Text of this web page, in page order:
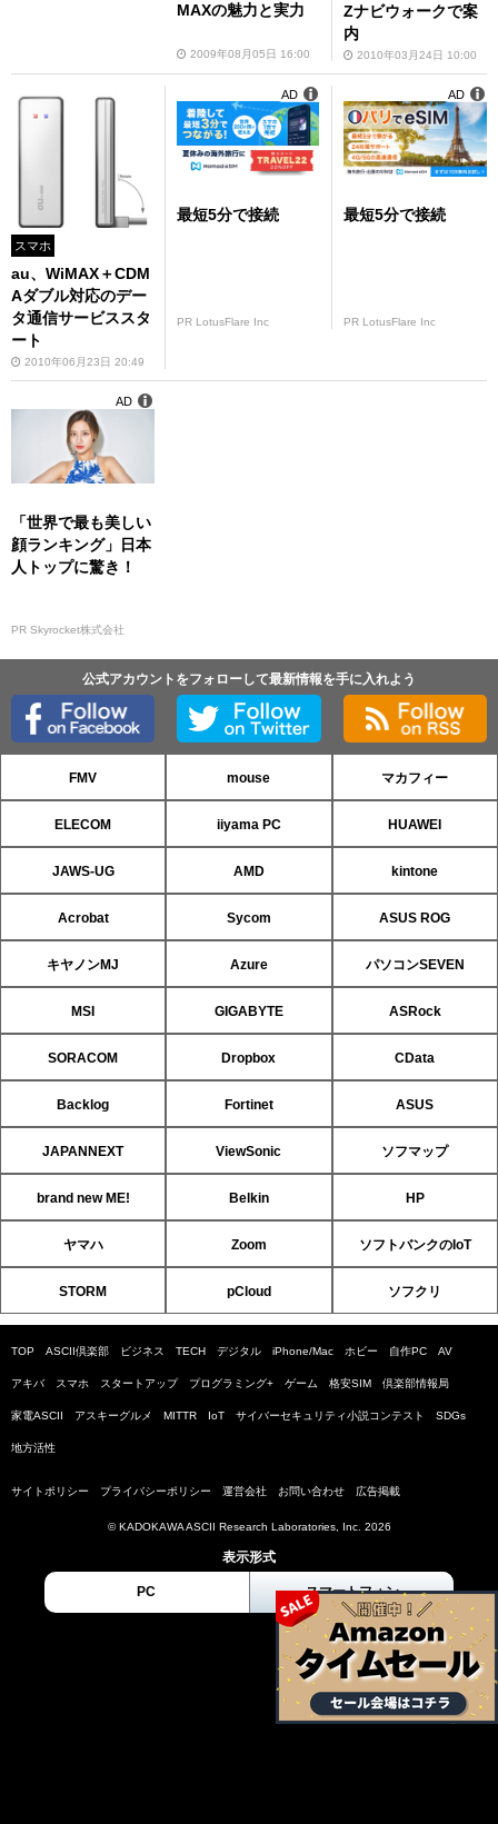
MAXの魅力と実力
2009年08月05日 16:00
Zナビウォークで案
内
2010年03月24日 10:00
スマホ
au、WiMAX＋CDM
Aダブル対応のデー
タ通信サービススタ
ート
2010年06月23日 20:49
最短5分で接続
PR LotusFlare Inc
AD
最短5分で接続
PR LotusFlare Inc
AD
「世界で最も美しい
顔ランキング」日本
人トップに驚き！
PR Skyrocket株式会社
AD
公式アカウントをフォローして最新情報を手に入れよう
FMV mouse マカフィー
ELECOM iiyama PC HUAWEI
JAWS-UG AMD kintone
Acrobat Sycom ASUS ROG
キヤノンMJ Azure パソコンSEVEN
MSI GIGABYTE ASRock
SORACOM Dropbox CData
Backlog Fortinet ASUS
JAPANNEXT ViewSonic ソフマップ
brand new ME! Belkin HP
ヤマハ Zoom ソフトバンクのIoT
STORM pCloud ソフクリ
TOP ASCII倶楽部 ビジネス TECH デジタル iPhone/Mac ホビー 自作PC AV
アキバ スマホ スタートアップ プログラミング+ ゲーム 格安SIM 倶楽部情報局
家電ASCII アスキーグルメ MITTR IoT サイバーセキュリティ小説コンテスト SDGs
地方活性
サイトポリシー プライバシーポリシー 運営会社 お問い合わせ 広告掲載
© KADOKAWA ASCII Research Laboratories, Inc. 2026
表示形式
PC スマートフォン